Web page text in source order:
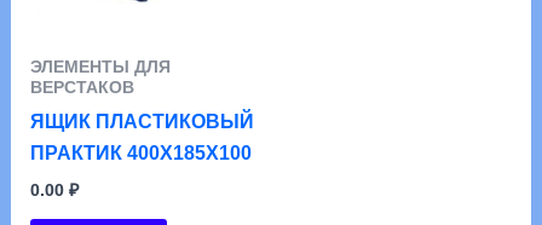
ЭЛЕМЕНТЫ ДЛЯ
ВЕРСТАКОВ
ЯЩИК ПЛАСТИКОВЫЙ
ПРАКТИК 400X185X100
0.00 ₽